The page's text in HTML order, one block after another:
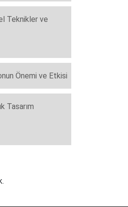
Teknikler ve
Önemi ve Etkisi
Tasarım